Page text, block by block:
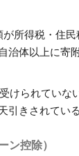
所得税・住民
治体以上に寄
けられていな
引きされてい
ン控除）